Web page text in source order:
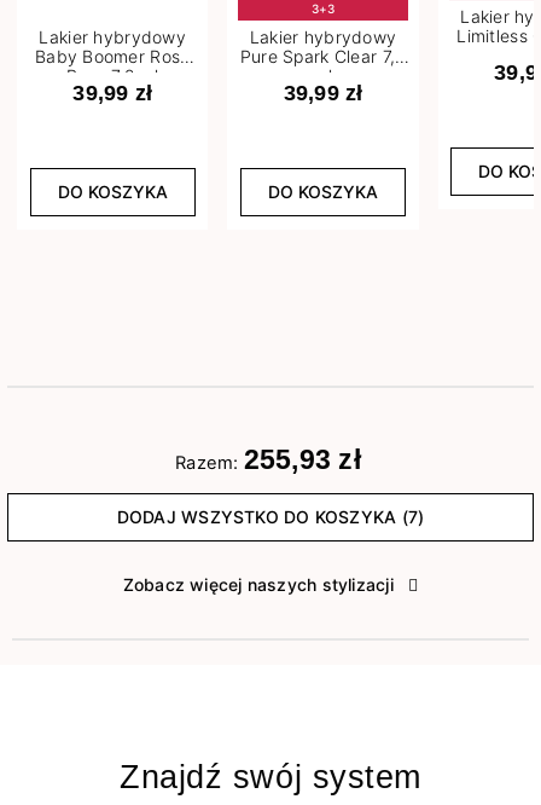
Lakier hybrydowy
Baby Boomer Rose
Base 7,2 ml
39,99 zł
DO KOSZYKA
3+3
Lakier hybrydowy
Pure Spark Clear 7,2
ml
39,99 zł
DO KOSZYKA
Lakier
Limitless
DO
Razem: 255,93 zł
DODAJ WSZYSTKO DO KOSZYKA (7)
Zobacz więcej naszych stylizacji
Znajdź swój system